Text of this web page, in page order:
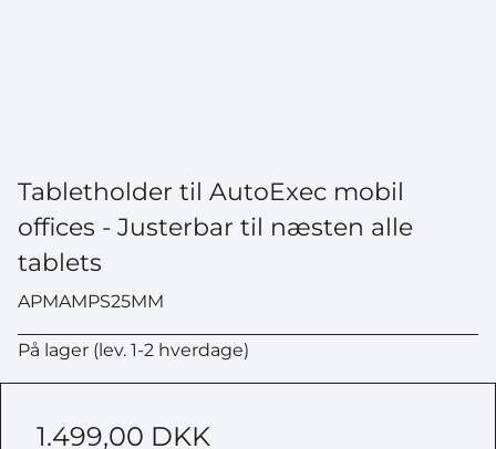
Tabletholder til AutoExec mobil
offices - Justerbar til næsten alle
tablets
APMAMPS25MM
På lager (lev. 1-2 hverdage)
1.499,00 DKK